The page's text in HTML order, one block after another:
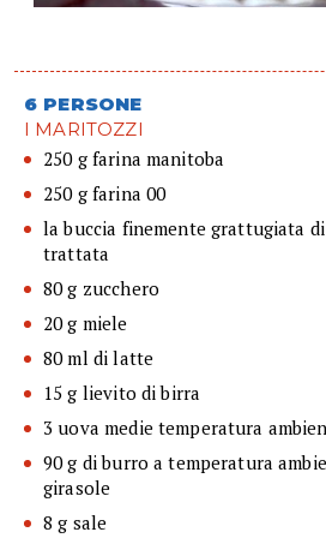
6 PERSONE
I MARITOZZI
250 g farina manitoba
250 g farina 00
la buccia finemente grattugiata
trattata
80 g zucchero
20 g miele
80 ml di latte
15 g lievito di birra
3 uova medie temperatura
90 g di burro a temperatura
girasole
8 g sale